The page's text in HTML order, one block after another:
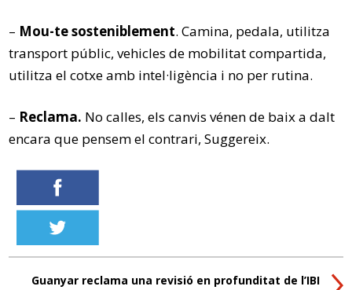
– Mou-te sosteniblement. Camina, pedala, utilitza
transport públic, vehicles de mobilitat compartida,
utilitza el cotxe amb intel·ligència i no per rutina.
– Reclama. No calles, els canvis vénen de baix a dalt
encara que pensem el contrari, Suggereix.
Guanyar reclama una revisió en profunditat de l’IBI